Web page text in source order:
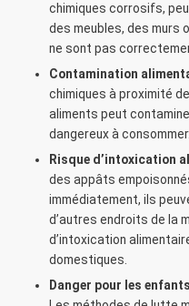
chimiques corrosifs,
des meubles, des murs
ne sont pas
Contamination
chimiques à proximité
aliments peut
dangereux à consommer.
Risque d’intoxication
des appâts
immédiatement, ils
d’autres endroits de la
d’intoxication
domestiques.
Danger pour les